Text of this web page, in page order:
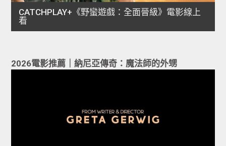
2026電影推薦｜納尼亞傳奇：魔法師的外甥